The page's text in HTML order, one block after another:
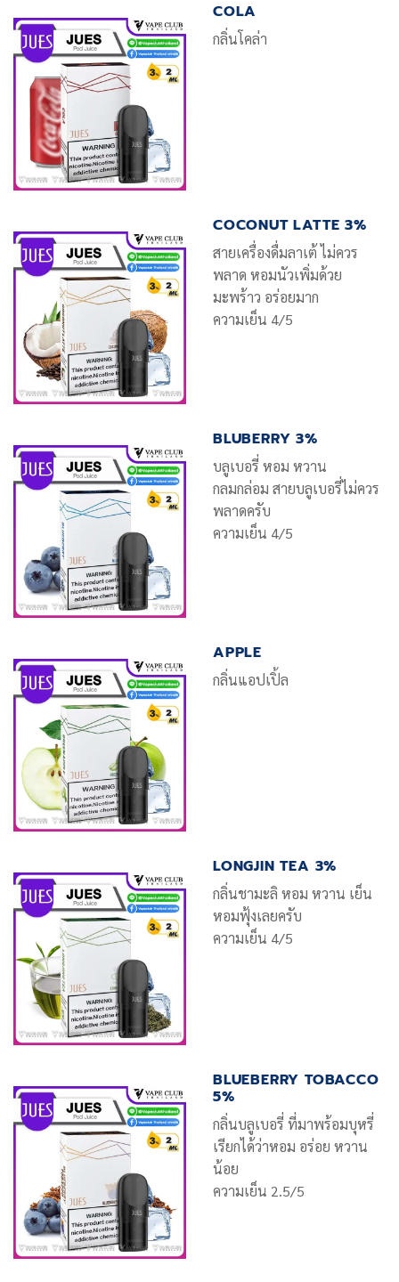
COLA
กลิ่นโคล่า
COCONUT LATTE 3%
สายเครื่องดื่มลาเต้ ไม่ควร
พลาด หอมนัวเพิ่มด้วย
มะพร้าว อร่อยมาก
ความเย็น 4/5
BLUBERRY 3%
บลูเบอรี่ หอม หวาน
กลมกล่อม สายบลูเบอรี่ไม่ควร
พลาดครับ
ความเย็น 4/5
APPLE
กลิ่นแอปเปิ้ล
LONGJIN TEA 3%
กลิ่นชามะลิ หอม หวาน เย็น
หอมฟุ้งเลยครับ
ความเย็น 4/5
BLUEBERRY TOBACCO
5%
กลิ่นบลูเบอรี่ ที่มาพร้อมบุหรี่
เรียกได้ว่าหอม อร่อย หวาน
น้อย
ความเย็น 2.5/5